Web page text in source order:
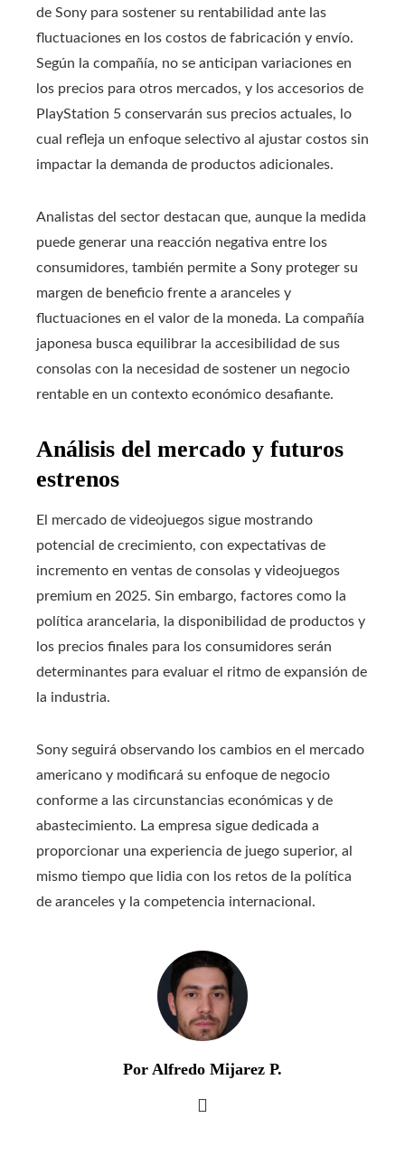
de Sony para sostener su rentabilidad ante las
fluctuaciones en los costos de fabricación y envío.
Según la compañía, no se anticipan variaciones en
los precios para otros mercados, y los accesorios de
PlayStation 5 conservarán sus precios actuales, lo
cual refleja un enfoque selectivo al ajustar costos sin
impactar la demanda de productos adicionales.
Analistas del sector destacan que, aunque la medida
puede generar una reacción negativa entre los
consumidores, también permite a Sony proteger su
margen de beneficio frente a aranceles y
fluctuaciones en el valor de la moneda. La compañía
japonesa busca equilibrar la accesibilidad de sus
consolas con la necesidad de sostener un negocio
rentable en un contexto económico desafiante.
Análisis del mercado y futuros
estrenos
El mercado de videojuegos sigue mostrando
potencial de crecimiento, con expectativas de
incremento en ventas de consolas y videojuegos
premium en 2025. Sin embargo, factores como la
política arancelaria, la disponibilidad de productos y
los precios finales para los consumidores serán
determinantes para evaluar el ritmo de expansión de
la industria.
Sony seguirá observando los cambios en el mercado
americano y modificará su enfoque de negocio
conforme a las circunstancias económicas y de
abastecimiento. La empresa sigue dedicada a
proporcionar una experiencia de juego superior, al
mismo tiempo que lidia con los retos de la política
de aranceles y la competencia internacional.
Por Alfredo Mijarez P.